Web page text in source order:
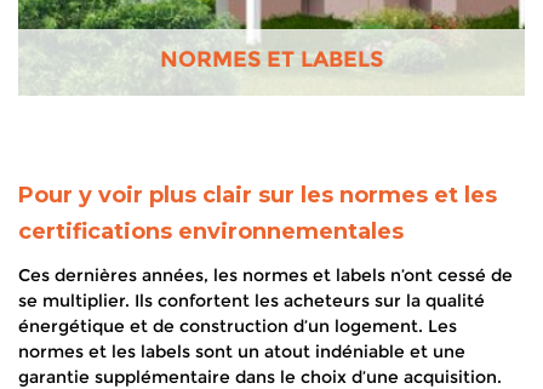
NORMES ET LABELS
Pour y voir plus clair sur les normes et les
certifications environnementales
Ces dernières années, les normes et labels n’ont cessé de
se multiplier. Ils confortent les acheteurs sur la qualité
énergétique et de construction d’un logement. Les
normes et les labels sont un atout indéniable et une
garantie supplémentaire dans le choix d’une acquisition.